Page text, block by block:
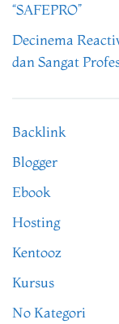
“SAFEPRO”
Decinema
dan Sangat
Backlink
Blogger
Ebook
Hosting
Kentooz
Kursus
No Kategori